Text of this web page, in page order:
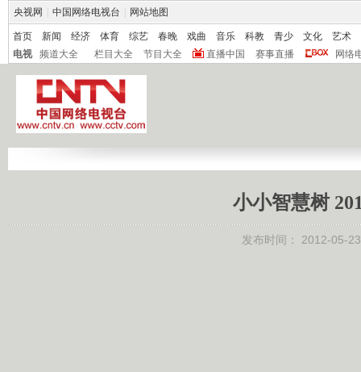
央视网 中国网络电视台 网站地图
首页 新闻 经济 体育 综艺 春晚 戏曲 音乐 科教 青少 文化
艺术
电视
频道大全 栏目大全 节目大全 直播中国 赛事直播 网络
小小智慧树
发布时间： 2012-05-